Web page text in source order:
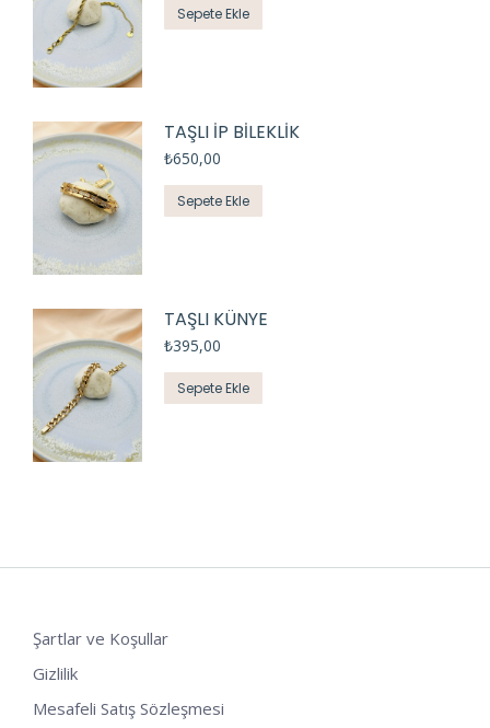
Sepete Ekle
TAŞLI İP BİLEKLİK
₺650,00
Sepete Ekle
TAŞLI KÜNYE
₺395,00
Sepete Ekle
Şartlar ve Koşullar
Gizlilik
Mesafeli Satış Sözleşmesi